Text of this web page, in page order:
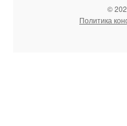
©
Политика